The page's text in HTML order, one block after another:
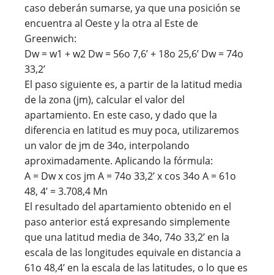
caso deberán sumarse, ya que una posición se
encuentra al Oeste y la otra al Este de
Greenwich:
Dw = w1 + w2 Dw = 56o 7,6’ + 18o 25,6’ Dw = 74o
33,2’
El paso siguiente es, a partir de la latitud media
de la zona (jm), calcular el valor del
apartamiento. En este caso, y dado que la
diferencia en latitud es muy poca, utilizaremos
un valor de jm de 34o, interpolando
aproximadamente. Aplicando la fórmula:
A = Dw x cos jm A = 74o 33,2’ x cos 34o A = 61o
48, 4’ = 3.708,4 Mn
El resultado del apartamiento obtenido en el
paso anterior está expresando simplemente
que una latitud media de 34o, 74o 33,2’ en la
escala de las longitudes equivale en distancia a
61o 48,4’ en la escala de las latitudes, o lo que es